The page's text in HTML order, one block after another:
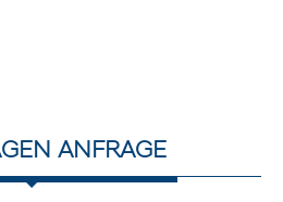
ANFRAGE